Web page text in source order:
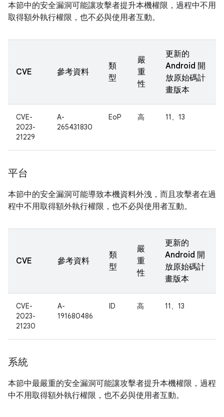
本節中的安全漏洞可能讓攻擊者提升本機權限，過程中不用
取得額外執行權限，也不必與使用者互動。
CVE 參考資料
類
型
嚴
重
性
更新的
Android 開
放原始碼計
畫版本
CVE-
2023-
21229
A-
265431830
EoP 高 11、13
平台
本節中的安全漏洞可能導致本機資料外洩，而且攻擊者在過
程中不用取得額外執行權限，也不必與使用者互動。
CVE 參考資料
類
型
嚴
重
性
更新的
Android 開
放原始碼計
畫版本
CVE-
2023-
21230
A-
191680486
ID 高 11、13
系統
本節中最嚴重的安全漏洞可能讓攻擊者提升本機權限，過程
中不用取得額外執行權限，也不必與使用者互動。